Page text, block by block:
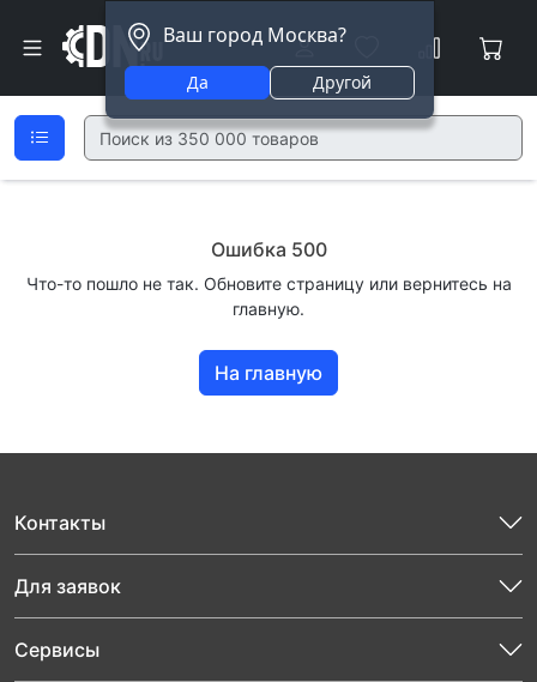
Ваш город Москва?
Да Другой
Ошибка 500
Что-то пошло не так. Обновите страницу или вернитесь на
главную.
На главную
Контакты
Для заявок
Сервисы